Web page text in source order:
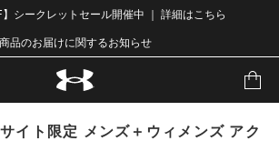
】シークレットセール開催中 ｜ 詳細はこちら
商品のお届けに関するお知らせ
イト限定 メンズ＋ウィメンズ アク